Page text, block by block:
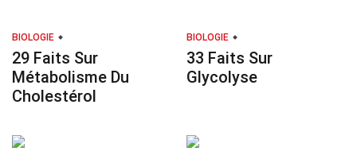
BIOLOGIE
29 Faits Sur
Métabolisme Du
Cholestérol
BIOLOGIE
33 Faits Sur
Glycolyse